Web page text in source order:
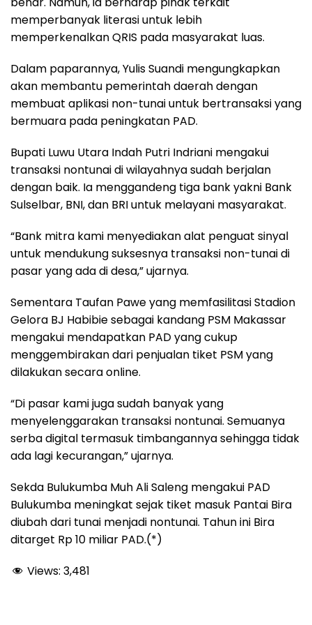
memperbanyak literasi untuk lebih
memperkenalkan QRIS pada masyarakat luas.
Dalam paparannya, Yulis Suandi mengungkapkan
akan membantu pemerintah daerah dengan
membuat aplikasi non-tunai untuk bertransaksi yang
bermuara pada peningkatan PAD.
Bupati Luwu Utara Indah Putri Indriani mengakui
transaksi nontunai di wilayahnya sudah berjalan
dengan baik. Ia menggandeng tiga bank yakni Bank
Sulselbar, BNI, dan BRI untuk melayani masyarakat.
“Bank mitra kami menyediakan alat penguat sinyal
untuk mendukung suksesnya transaksi non-tunai di
pasar yang ada di desa,” ujarnya.
Sementara Taufan Pawe yang memfasilitasi Stadion
Gelora BJ Habibie sebagai kandang PSM Makassar
mengakui mendapatkan PAD yang cukup
menggembirakan dari penjualan tiket PSM yang
dilakukan secara online.
“Di pasar kami juga sudah banyak yang
menyelenggarakan transaksi nontunai. Semuanya
serba digital termasuk timbangannya sehingga tidak
ada lagi kecurangan,” ujarnya.
Sekda Bulukumba Muh Ali Saleng mengakui PAD
Bulukumba meningkat sejak tiket masuk Pantai Bira
diubah dari tunai menjadi nontunai. Tahun ini Bira
ditarget Rp 10 miliar PAD.(*)
Views: 3,481